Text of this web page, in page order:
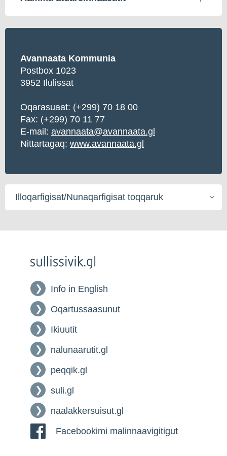
Avannaata Kommunia
Postbox 1023
3952 Ilulissat
Oqarasuaat: (+299) 70 18 00
Fax: (+299) 70 11 77
E-mail: avannaata@avannaata.gl
Nittartagaq: www.avannaata.gl
Illoqarfigisat/Nunaqarfigisat
toqqaruk
Info in English
Oqartussaasunut
Ikiuutit
nalunaarutit.gl
peqqik.gl
suli.gl
naalakkersuisut.gl
Facebookimi malinnaavigitigut